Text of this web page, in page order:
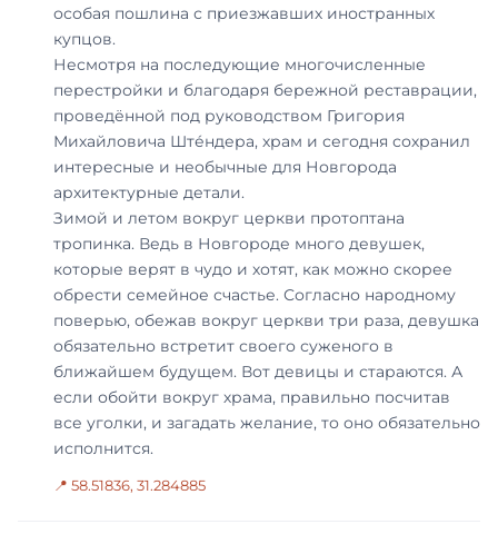
особая пошлина с приезжавших иностранных
купцов.
Несмотря на последующие многочисленные
перестройки и благодаря бережной реставрации,
проведённой под руководством Григория
Михайловича Ште́ндера, храм и сегодня сохранил
интересные и необычные для Новгорода
архитектурные детали.
Зимой и летом вокруг церкви протоптана
тропинка. Ведь в Новгороде много девушек,
которые верят в чудо и хотят, как можно скорее
обрести семейное счастье. Согласно народному
поверью, обежав вокруг церкви три раза, девушка
обязательно встретит своего суженого в
ближайшем будущем. Вот девицы и стараются. А
если обойти вокруг храма, правильно посчитав
все уголки, и загадать желание, то оно обязательно
исполнится.
📍 58.51836, 31.284885